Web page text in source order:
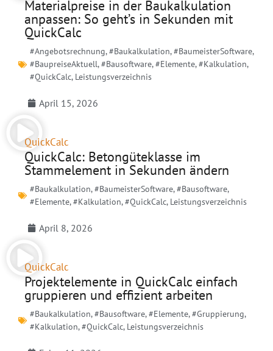
Materialpreise in der Baukalkulation
anpassen: So geht’s in Sekunden mit
QuickCalc
#Angebotsrechnung,#Baukalkulation,#BaumeisterSoftware,
#BaupreiseAktuell,#Bausoftware,#Elemente,#Kalkulation,
#QuickCalc, Leistungsverzeichnis
April 15, 2026
QuickCalc
QuickCalc: Betongüteklasse im
Stammelement in Sekunden ändern
#Baukalkulation,#BaumeisterSoftware,#Bausoftware,
#Elemente,#Kalkulation,#QuickCalc, Leistungsverzeichnis
April 8, 2026
QuickCalc
Projektelemente in QuickCalc einfach
gruppieren und effizient arbeiten
#Baukalkulation,#Bausoftware,#Elemente,#Gruppierung,
#Kalkulation,#QuickCalc, Leistungsverzeichnis